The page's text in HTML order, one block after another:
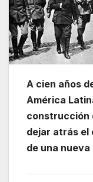
A cien años
América
construcción
dejar atrás el
de una